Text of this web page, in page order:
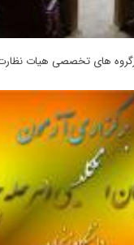
های تخصصی هیات